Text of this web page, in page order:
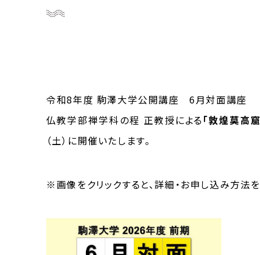
令和8年度 駒澤大学公開講座 6月対面講座
仏教学部禅学科の程 正教授による 「敦煌莫高
（土）に開催いたします。
※画像をクリックすると、詳細・お申し込み方法